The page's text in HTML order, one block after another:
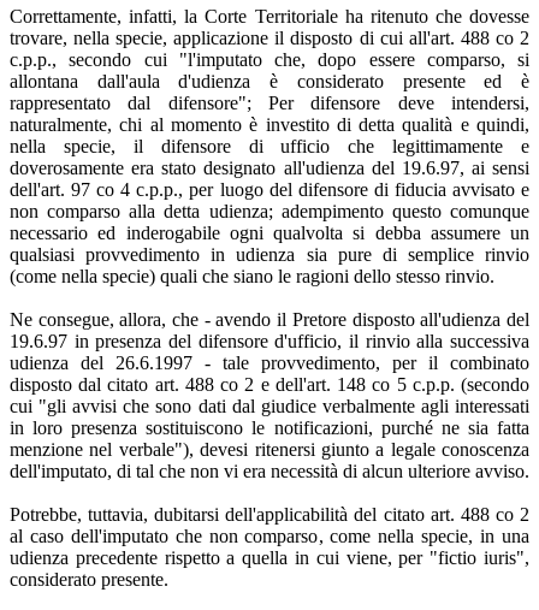
Correttamente, infatti, la Corte Territoriale ha ritenuto che dovesse
trovare, nella specie, applicazione il disposto di cui all'art. 488 co 2
c.p.p., secondo cui "l'imputato che, dopo essere comparso, si
allontana dall'aula d'udienza è considerato presente ed è
rappresentato dal difensore"; Per difensore deve intendersi,
naturalmente, chi al momento è investito di detta qualità e quindi,
nella specie, il difensore di ufficio che legittimamente e
doverosamente era stato designato all'udienza del 19.6.97, ai sensi
dell'art. 97 co 4 c.p.p., per luogo del difensore di fiducia avvisato e
non comparso alla detta udienza; adempimento questo comunque
necessario ed inderogabile ogni qualvolta si debba assumere un
qualsiasi provvedimento in udienza sia pure di semplice rinvio
(come nella specie) quali che siano le ragioni dello stesso rinvio.
Ne consegue, allora, che - avendo il Pretore disposto all'udienza del
19.6.97 in presenza del difensore d'ufficio, il rinvio alla successiva
udienza del 26.6.1997 - tale provvedimento, per il combinato
disposto dal citato art. 488 co 2 e dell'art. 148 co 5 c.p.p. (secondo
cui "gli avvisi che sono dati dal giudice verbalmente agli interessati
in loro presenza sostituiscono le notificazioni, purché ne sia fatta
menzione nel verbale"), devesi ritenersi giunto a legale conoscenza
dell'imputato, di tal che non vi era necessità di alcun ulteriore avviso.
Potrebbe, tuttavia, dubitarsi dell'applicabilità del citato art. 488 co 2
al caso dell'imputato che non comparso, come nella specie, in una
udienza precedente rispetto a quella in cui viene, per "fictio iuris",
considerato presente.